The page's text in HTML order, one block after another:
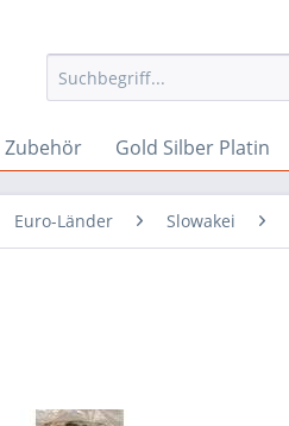
Zubehör Gold Silber Platin
Euro-Länder Slowakei